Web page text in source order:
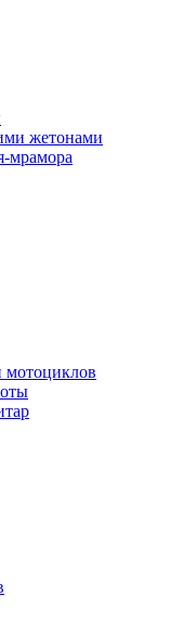
жетонами
мрамора